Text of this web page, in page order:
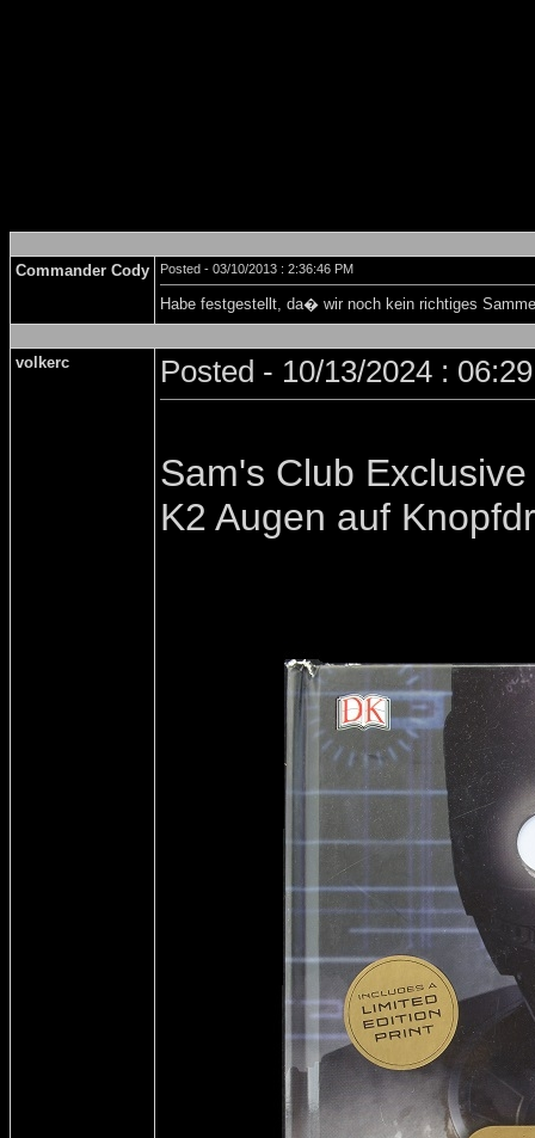
Commander Cody Posted - 03/10/2013 : 2:36:46 PM
Habe festgestellt, da� wir noch kein richtiges
volkerc Posted - 10/13/2024 :
Sam's Club
K2 Augen auf